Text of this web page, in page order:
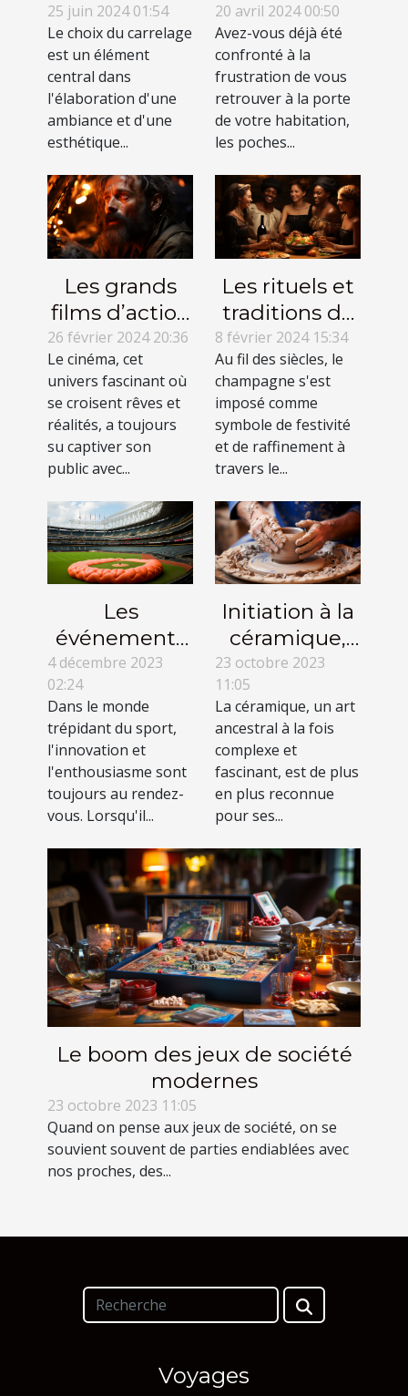
carrelage
parfait pour
chaque pièce
de votre
maison
25 juin 2024 01:54
Le choix du carrelage
est un élément
central dans
l'élaboration d'une
ambiance et d'une
esthétique...
légales pour
accéder à son
domicile en
cas de perte
de clés
20 avril 2024 00:50
Avez-vous déjà été
confronté à la
frustration de vous
retrouver à la porte
de votre habitation,
les poches...
Les grands
films d’action
inspirés de
faits réels :
quand la
réalité
rencontre le
septième art
26 février 2024 20:36
Le cinéma, cet
univers fascinant où
se croisent rêves et
réalités, a toujours
su captiver son
public avec...
Les rituels et
traditions de
dégustation
du
champagne à
travers le
monde
8 février 2024 15:34
Au fil des siècles, le
champagne s'est
imposé comme
symbole de festivité
et de raffinement à
travers le...
Les
événements
sportifs et
l'utilisation de
structures
gonflables
géantes
4 décembre 2023
02:24
Dans le monde
trépidant du sport,
l'innovation et
l'enthousiasme sont
toujours au rendez-
vous. Lorsqu'il...
Initiation à la
céramique,
entre art et
relaxation
23 octobre 2023
11:05
La céramique, un art
ancestral à la fois
complexe et
fascinant, est de plus
en plus reconnue
pour ses...
Le boom des jeux de société
modernes
23 octobre 2023 11:05
Quand on pense aux jeux de société, on se
souvient souvent de parties endiablées avec
nos proches, des...
Voyages